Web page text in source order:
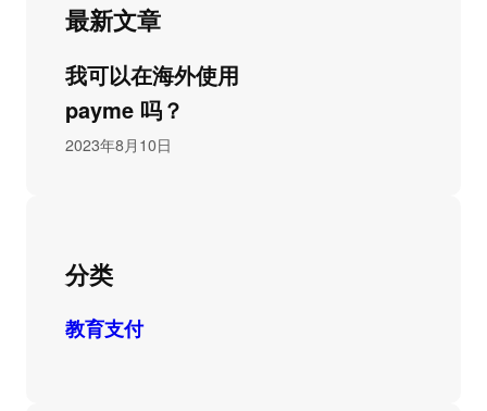
最新文章
我可以在海外使用
payme 吗？
2023年8月10日
分类
教育支付